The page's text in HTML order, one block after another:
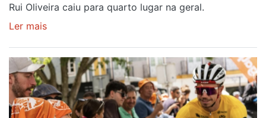
Rui Oliveira caiu para quarto lugar na geral.
Ler mais
perde
Camisola
Amarela,
mas